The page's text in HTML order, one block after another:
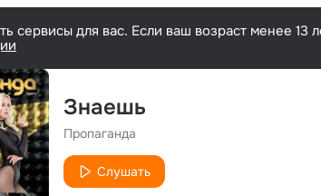
сервисы для вас. Если ваш возраст менее 13
Знаешь
Пропаганда
Слушать